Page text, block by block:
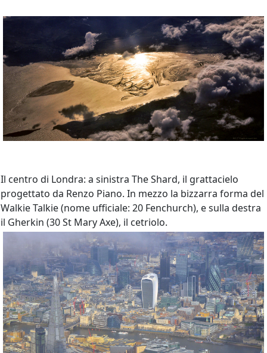
Il centro di Londra: a sinistra The Shard, il grattacielo
progettato da Renzo Piano. In mezzo la bizzarra forma del
Walkie Talkie (nome ufficiale: 20 Fenchurch), e sulla destra
il Gherkin (30 St Mary Axe), il cetriolo.